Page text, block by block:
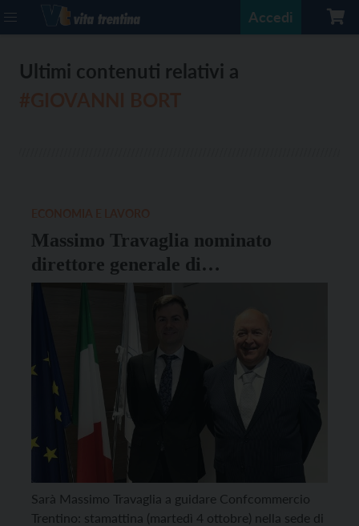
Accedi
Ultimi contenuti relativi a
Massimo Travaglia nominato
direttore generale di
Confcommercio Trentino
Sarà Massimo Travaglia a guidare Confcommercio
Trentino: stamattina (martedì 4 ottobre) nella sede di